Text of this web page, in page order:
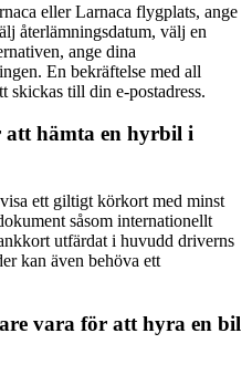
eller Larnaca flygplats, ange
återlämningsdatum, välj en
ange dina
En bekräftelse med all
skickas till din e-postadress.
hämta en hyrbil i
ett giltigt körkort med minst
såsom internationellt
utfärdat i huvudd driverns
kan även behöva ett
vara för att hyra en bil